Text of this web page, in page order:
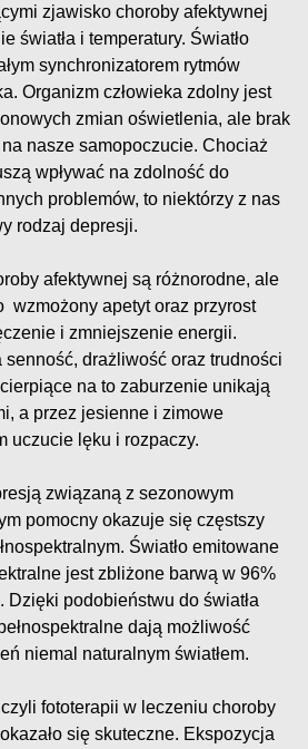
zjawisko choroby afektywnej
światła i temperatury. Światło
synchronizatorem rytmów
Organizm człowieka zdolny jest
zmian oświetlenia, ale brak
na nasze samopoczucie. Chociaż
wpływać na zdolność do
problemów, to niektórzy z nas
rodzaj depresji.
afektywnej są różnorodne, ale
wzmożony apetyt oraz przyrost
i zmniejszenie energii.
drażliwość oraz trudności
na to zaburzenie unikają
a przez jesienne i zimowe
uczucie lęku i rozpaczy.
związaną z sezonowym
pomocny okazuje się częstszy
Światło emitowane
jest zbliżone barwą w 96%
Dzięki podobieństwu do światła
dają możliwość
niemal naturalnym światłem.
fototerapii w leczeniu choroby
się skuteczne. Ekspozycja